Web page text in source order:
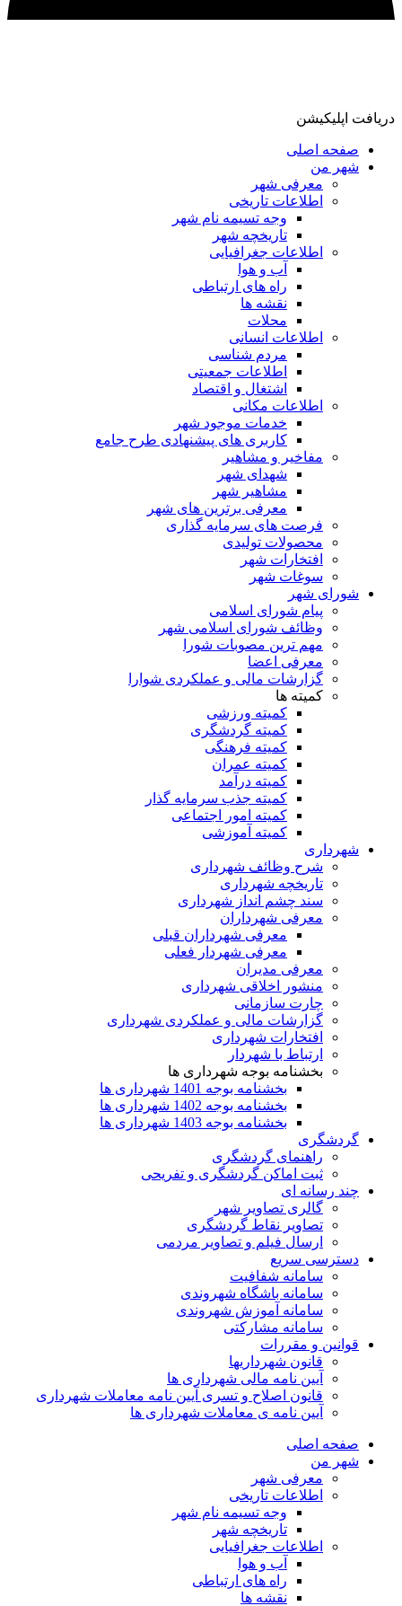
دریافت اپلیکیشن
صفحه اصلی
شهر من
معرفی شهر
اطلاعات تاریخی
وجه تسیمه نام شهر
تاریخچه شهر
اطلاعات جغرافیایی
آب و هوا
راه های ارتباطی
نقشه ها
محلات
اطلاعات انسانی
مردم شناسی
اطلاعات جمعیتی
اشتغال و اقتصاد
اطلاعات مکانی
خدمات موجود شهر
کاربری های پیشنهادی طرح جامع
مفاخیر و مشاهیر
شهدای شهر
مشاهیر شهر
معرفی برترین های شهر
فرصت های سرمایه گذاری
محصولات تولیدی
افتخارات شهر
سوغات شهر
شورای شهر
پیام شورای اسلامی
وظائف شورای اسلامی شهر
مهم ترین مصوبات شورا
معرفی اعضا
گزارشات مالی و عملکردی شوارا
کمیته ها
کمیته ورزشی
کمیته گردشگری
کمیته فرهنگی
کمیته عمران
کمیته درآمد
کمیته جذب سرمایه گذار
کمیته امور اجتماعی
کمیته آموزشی
شهرداری
شرح وظائف شهرداری
تاریخچه شهرداری
سند چشم انداز شهرداری
معرفی شهرداران
معرفی شهرداران قبلی
معرفی شهردار فعلی
معرفی مدیران
منشور اخلاقی شهرداری
چارت سازمانی
گزارشات مالی و عملکردی شهرداری
افتخارات شهرداری
ارتباط با شهردار
بخشنامه بوجه شهرداری ها
بخشنامه بوجه 1401 شهرداری ها
بخشنامه بوجه 1402 شهرداری ها
بخشنامه بوجه 1403 شهرداری ها
گردشگری
راهنمای گردشگری
ثبت اماکن گردشگری و تفریحی
چند رسانه ای
گالری تصاویر شهر
تصاویر نقاط گردشگری
ارسال فیلم و تصاویر مردمی
دسترسی سریع
سامانه شفافیت
سامانه باشگاه شهروندی
سامانه آموزش شهروندی
سامانه مشارکتی
قوانین و مقررات
قانون شهرداریها
آیین نامه مالی شهرداری ها
قانون اصلاح و تسری آیین نامه معاملات شهرداری
آیین نامه ی معاملات شهرداری ها
صفحه اصلی
شهر من
معرفی شهر
اطلاعات تاریخی
وجه تسیمه نام شهر
تاریخچه شهر
اطلاعات جغرافیایی
آب و هوا
راه های ارتباطی
نقشه ها